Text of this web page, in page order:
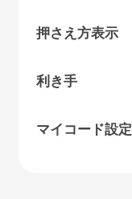
押さえ方表示
利き手
マイコード設定